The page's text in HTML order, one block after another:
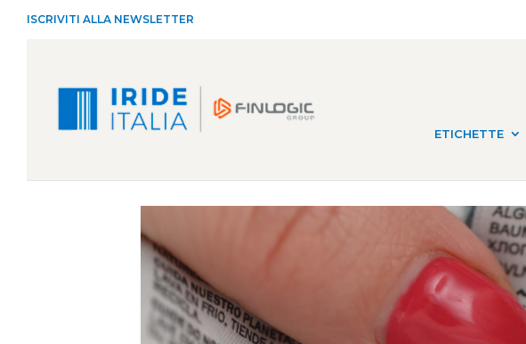
ISCRIVITI ALLA NEWSLETTER
ETICHETTE